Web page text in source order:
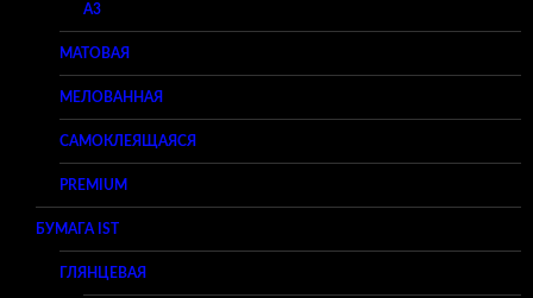
A3
МАТОВАЯ
МЕЛОВАННАЯ
САМОКЛЕЯЩАЯСЯ
PREMIUM
БУМАГА IST
ГЛЯНЦЕВАЯ